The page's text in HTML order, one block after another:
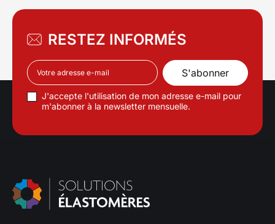
RESTEZ INFORMÉS
J'accepte l'utilisation de mon adresse e-mail pour
m'abonner à la newsletter mensuelle.